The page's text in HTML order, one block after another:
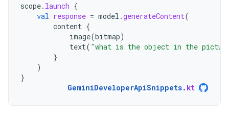
scope. launch {
val response = model .generateContent(
content {
image(bitmap)
text( "what is the object in the
}
)
}
GeminiDeveloperApiSnippets. kt